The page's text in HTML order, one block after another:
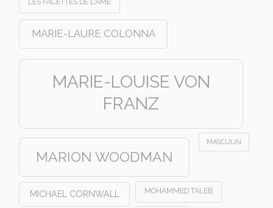
LES FACETTES DE L'ÂME
MARIE-LAURE COLONNA
MARIE-LOUISE VON
FRANZ
MARION WOODMAN
MASCULIN
MICHAEL CORNWALL MOHAMMED TALEB